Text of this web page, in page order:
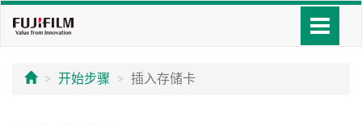
开始步骤 插入存储卡